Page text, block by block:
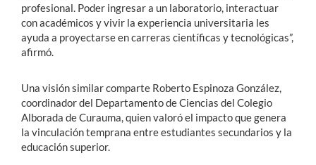
profesional. Poder ingresar a un laboratorio, interactuar
con académicos y vivir la experiencia universitaria les
ayuda a proyectarse en carreras científicas y tecnológicas”,
afirmó.
Una visión similar comparte Roberto Espinoza González,
coordinador del Departamento de Ciencias del Colegio
Alborada de Curauma, quien valoró el impacto que genera
la vinculación temprana entre estudiantes secundarios y la
educación superior.